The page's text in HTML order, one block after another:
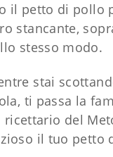
il petto di pollo
stancante,
stesso modo.
stai
ti passa la
del
il tuo petto